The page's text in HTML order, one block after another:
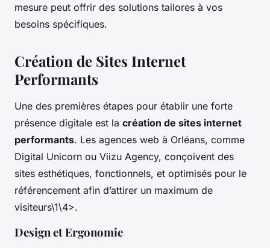
mesure peut offrir des solutions tailores à vos
besoins spécifiques.
Création de Sites Internet
Performants
Une des premières étapes pour établir une forte
présence digitale est la création de sites internet
performants. Les agences web à Orléans, comme
Digital Unicorn ou Viizu Agency, conçoivent des
sites esthétiques, fonctionnels, et optimisés pour le
référencement afin d’attirer un maximum de
visiteurs\1\4>.
Design et Ergonomie